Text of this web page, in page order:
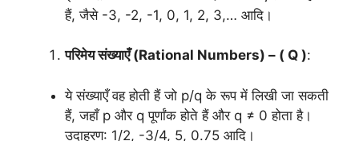
हैं, जैसे -3, -2, -1, 0, 1, 2, 3,… आदि।
परिमेय संख्याएँ (Rational Numbers) – ( Q ):
ये संख्याएँ वह होती हैं जो p/q के रूप में लिखी जा सकती
हैं, जहाँ p और q पूर्णांक होते हैं और q ≠ 0 होता है।
उदाहरण: 1/2, -3/4, 5, 0.75 आदि।